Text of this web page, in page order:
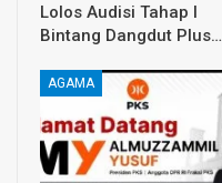
Lolos Audisi Tahap I
Bintang Dangdut Plus…
AGAMA